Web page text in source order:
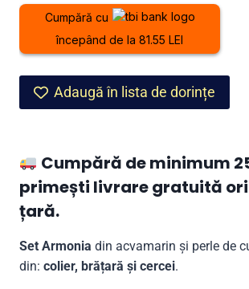
din
acvamarin
și
Cumpără cu
începând de la 81.55 LEI
Adaugă în lista de dorințe
Cumpără de minimum
primești livrare gratuită
țară.
Set Armonia din acvamarin și perle de
din: colier, brățară și cercei.